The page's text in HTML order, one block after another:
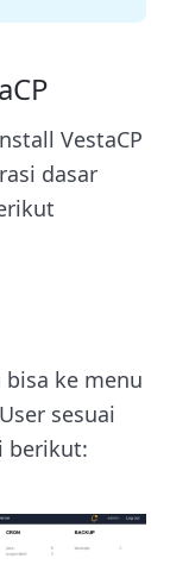
VestaCP
dasar
ke menu
sesuai
berikut: